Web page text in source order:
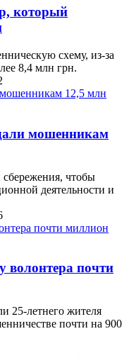
который
схему, из-за
8,4 млн грн.
мошенникам
сбережения, чтобы
деятельности и
почти
25-летнего жителя
почти на 900